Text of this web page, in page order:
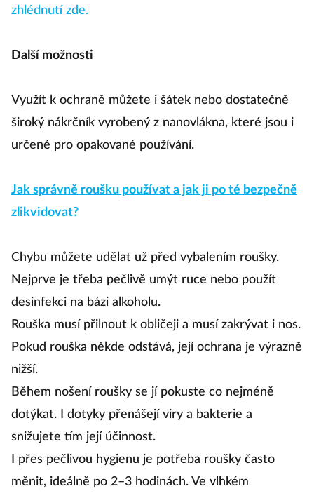
zhlédnutí zde.
Další možnosti
Využít k ochraně můžete i šátek nebo dostatečně
široký nákrčník vyrobený z nanovlákna, které jsou i
určené pro opakované používání.
Jak správně roušku používat a jak ji po té bezpečně
zlikvidovat?
Chybu můžete udělat už před vybalením roušky.
Nejprve je třeba pečlivě umýt ruce nebo použít
desinfekci na bázi alkoholu.
Rouška musí přilnout k obličeji a musí zakrývat i nos.
Pokud rouška někde odstává, její ochrana je výrazně
nižší.
Během nošení roušky se jí pokuste co nejméně
dotýkat. I dotyky přenášejí viry a bakterie a
snižujete tím její účinnost.
I přes pečlivou hygienu je potřeba roušky často
měnit, ideálně po 2–3 hodinách. Ve vlhkém